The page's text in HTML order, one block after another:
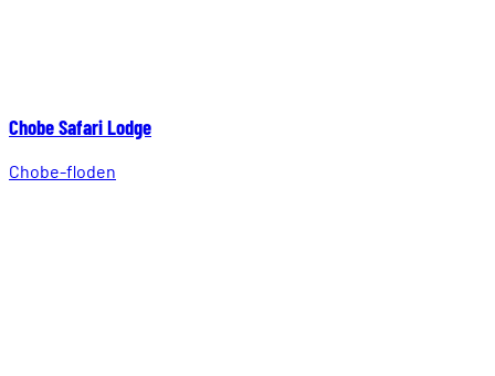
Chobe Safari Lodge
Chobe-floden